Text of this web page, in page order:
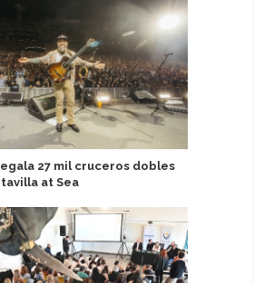
27 mil cruceros dobles
at Sea